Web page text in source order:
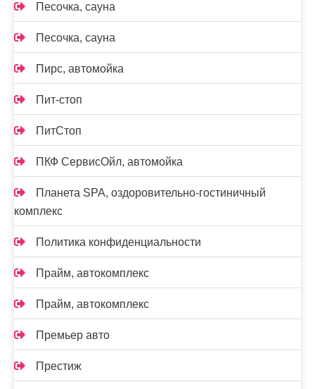
Песочка, сауна
Песочка, сауна
Пирс, автомойка
Пит-стоп
ПитСтоп
ПКФ СервисОйл, автомойка
Планета SPA, оздоровительно-гостиничный
комплекс
Политика конфиденциальности
Прайм, автокомплекс
Прайм, автокомплекс
Премьер авто
Престиж